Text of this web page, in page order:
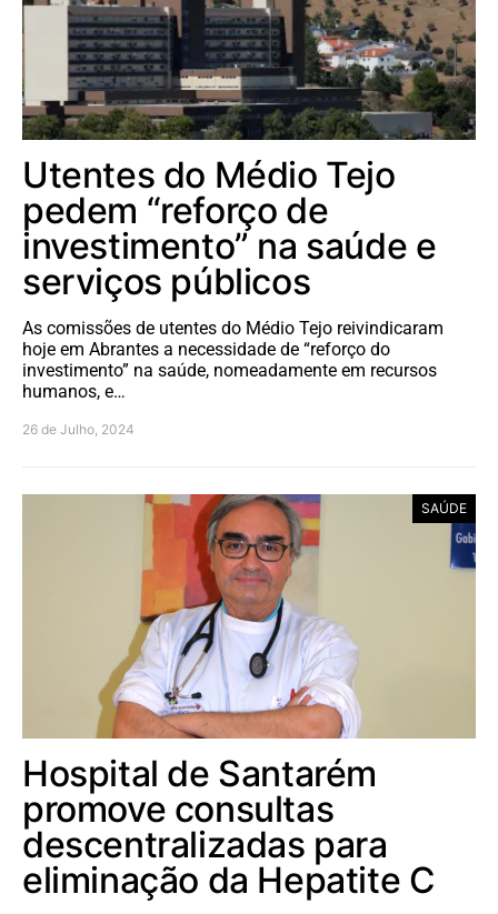
Utentes do Médio Tejo
pedem “reforço de
investimento” na saúde e
serviços públicos
As comissões de utentes do Médio Tejo reivindicaram
hoje em Abrantes a necessidade de “reforço do
investimento” na saúde, nomeadamente em recursos
humanos, e…
26 de Julho, 2024
SAÚDE
Hospital de Santarém
promove consultas
descentralizadas para
eliminação da Hepatite C